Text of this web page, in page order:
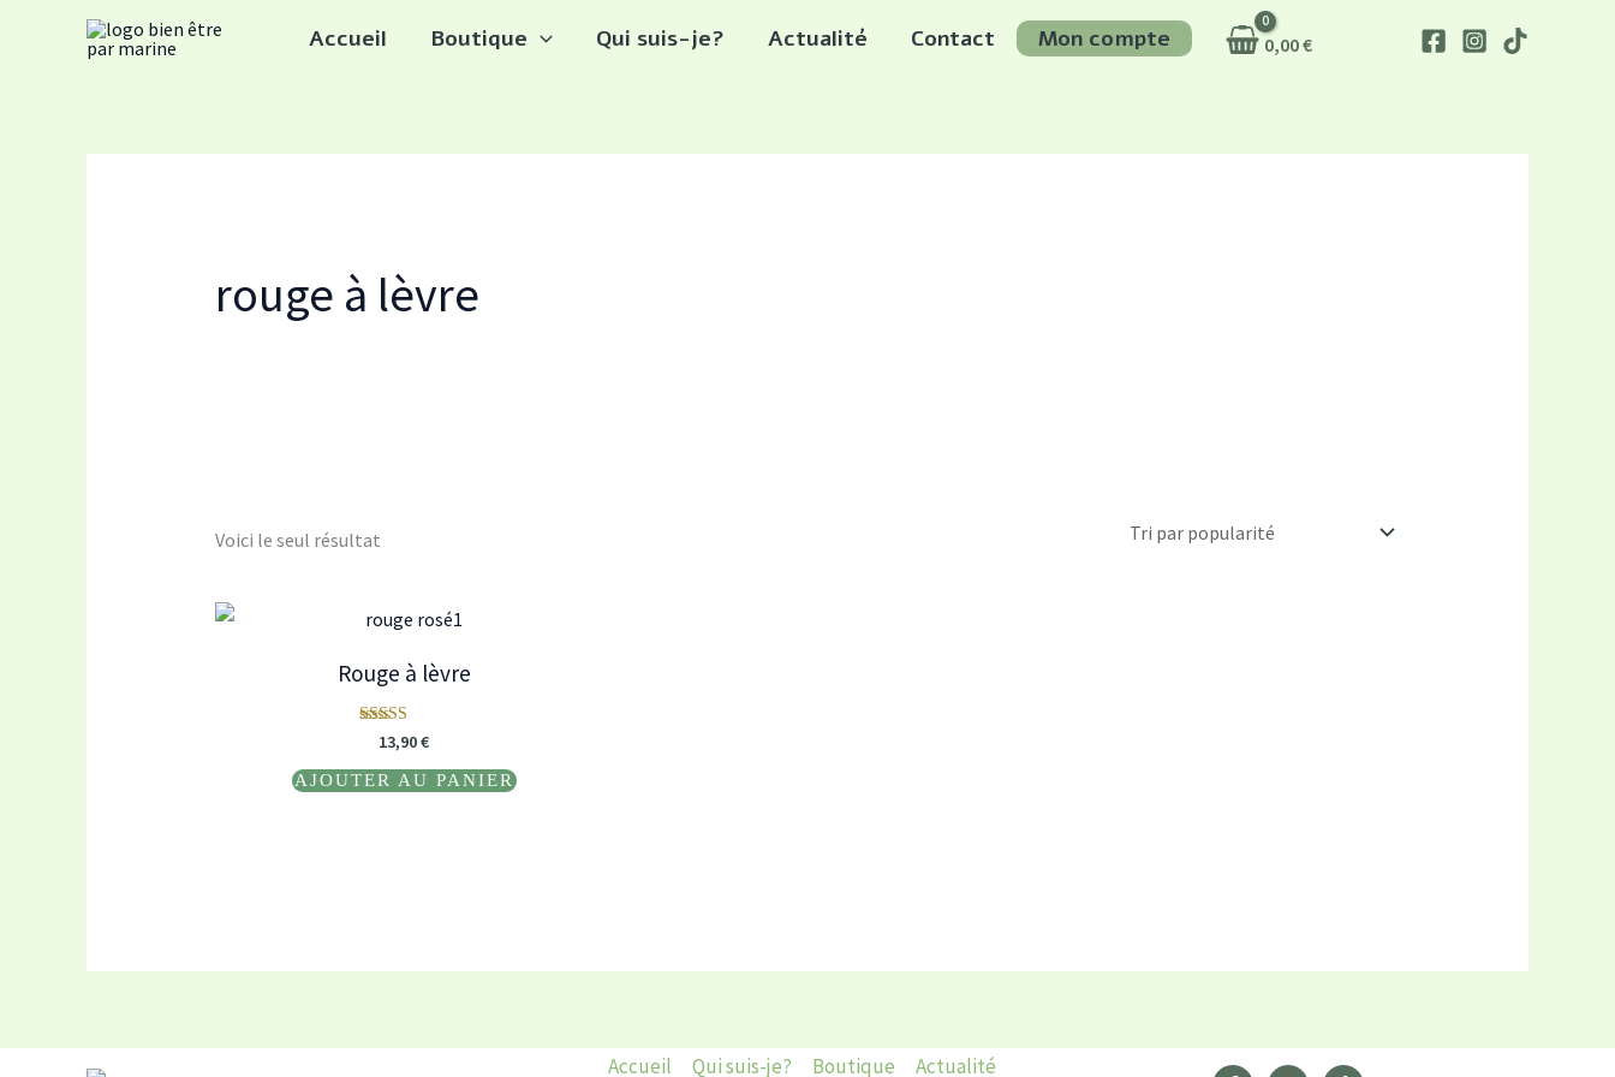
Accueil Boutique Qui suis-je? Actualité Contact Mon compte 0,00€
rouge à lèvre
Voici le seul résultat
Rouge à lèvre
Note
5.00
sur 5
13,90€
AJOUTER AU PANIER
Accueil Qui suis-je? Boutique Actualité